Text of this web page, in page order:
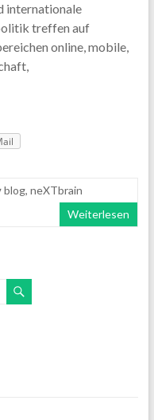
internationale
treffen auf
online, mobile,
blog, neXTbrain
Weiterlesen